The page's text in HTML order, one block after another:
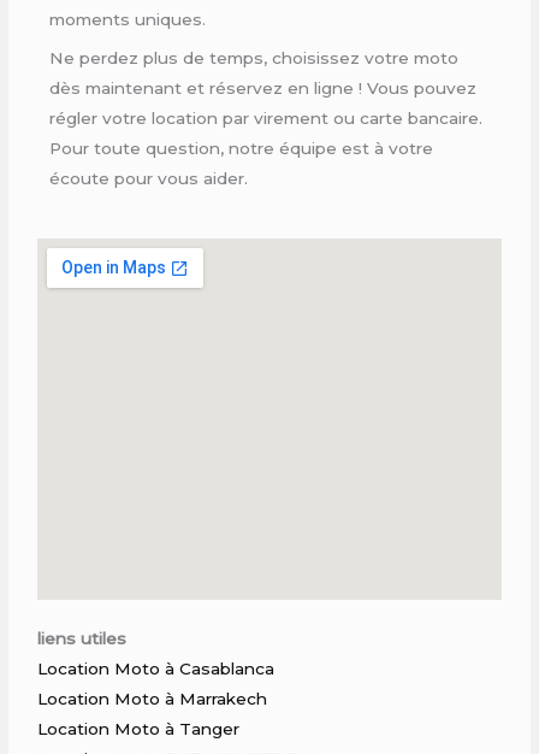
moments uniques.
Ne perdez plus de temps, choisissez votre moto
dès maintenant et réservez en ligne ! Vous pouvez
régler votre location par virement ou carte bancaire.
Pour toute question, notre équipe est à votre
écoute pour vous aider.
liens utiles
Location Moto à Casablanca
Location Moto à Marrakech
Location Moto à Tanger